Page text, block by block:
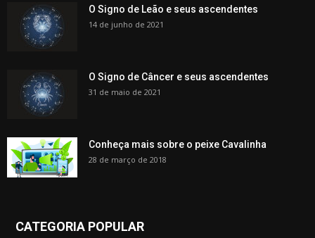
O Signo de Leão e seus ascendentes
14 de junho de 2021
O Signo de Câncer e seus ascendentes
31 de maio de 2021
Conheça mais sobre o peixe Cavalinha
28 de março de 2018
CATEGORIA POPULAR